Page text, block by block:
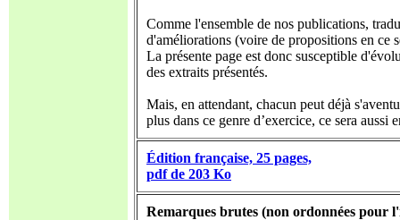
Comme l'ensemble de nos publications,
d'améliorations (voire de propositions en ce
La présente page est donc susceptible
des extraits présentés.
Mais, en attendant, chacun peut déjà
plus dans ce genre d’exercice, ce sera
Édition française, 25 pages,
pdf de 203 Ko
Remarques brutes (non ordonnées pour